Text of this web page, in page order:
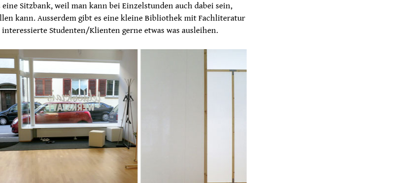
Sitzbank, weil man kann bei Einzelstunden auch dabei sein,
kann. Ausserdem gibt es eine kleine Bibliothek mit Fachliteratur
interessierte Studenten/Klienten gerne etwas was ausleihen.